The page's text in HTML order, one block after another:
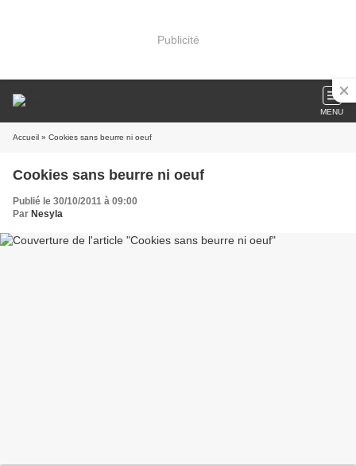
Publicité
MENU
Accueil » Cookies sans beurre ni oeuf
Cookies sans beurre ni oeuf
Publié le 30/10/2011 à 09:00
Par Nesyla